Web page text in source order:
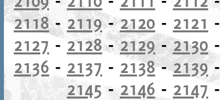
2118- 2119-2120 - 2121
2127 - 2128-2129-2130
2136 - 2137 - 2138-2139
2145 - 2146 - 2147